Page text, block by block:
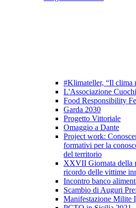
#Klimateller, “Il clima
L'Associazione
Food Responsibility
Garda 2030
Progetto Vittoriale
Omaggio a Dante
Project work:
formativi per la
del territorio
XXVII Giornata della
ricordo delle vittime
Incontro banco
Scambio di Auguri
Manifestazione Milite